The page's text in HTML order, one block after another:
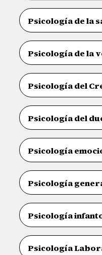
Psicología de la
Psicología de la
Psicología del
Psicología del
Psicología
Psicología
Psicología
Psicología